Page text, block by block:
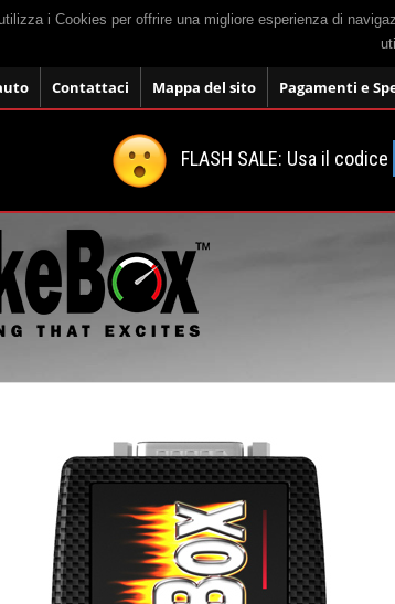
i Cookies per offrire una migliore esperienza di
Contattaci Mappa del sito Pagamenti e
FLASH SALE: Usa il codice